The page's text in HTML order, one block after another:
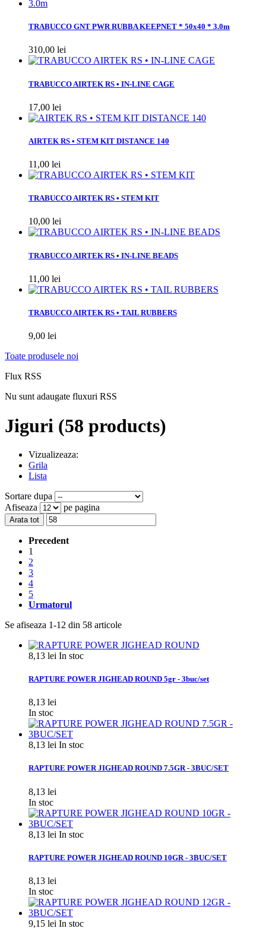
TRABUCCO GNT PWR RUBBA KEEPNET * 50x40 * 3.0m
310,00 lei
TRABUCCO AIRTEK RS • IN-LINE CAGE
17,00 lei
AIRTEK RS • STEM KIT DISTANCE 140
11,00 lei
TRABUCCO AIRTEK RS • STEM KIT
10,00 lei
TRABUCCO AIRTEK RS • IN-LINE BEADS
11,00 lei
TRABUCCO AIRTEK RS • TAIL RUBBERS
9,00 lei
Toate produsele noi
Flux RSS
Nu sunt adaugate fluxuri RSS
Jiguri (58 products)
Vizualizeaza:
Grila
Lista
Sortare dupa
Afiseaza
pe pagina
Arata tot
Precedent
1
2
3
4
5
Urmatorul
Se afiseaza 1-12 din 58 articole
8,13 lei In stoc
RAPTURE POWER JIGHEAD ROUND 5gr - 3buc/set
8,13 lei
In stoc
8,13 lei In stoc
RAPTURE POWER JIGHEAD ROUND 7.5GR - 3BUC/SET
8,13 lei
In stoc
8,13 lei In stoc
RAPTURE POWER JIGHEAD ROUND 10GR - 3BUC/SET
8,13 lei
In stoc
9,15 lei In stoc